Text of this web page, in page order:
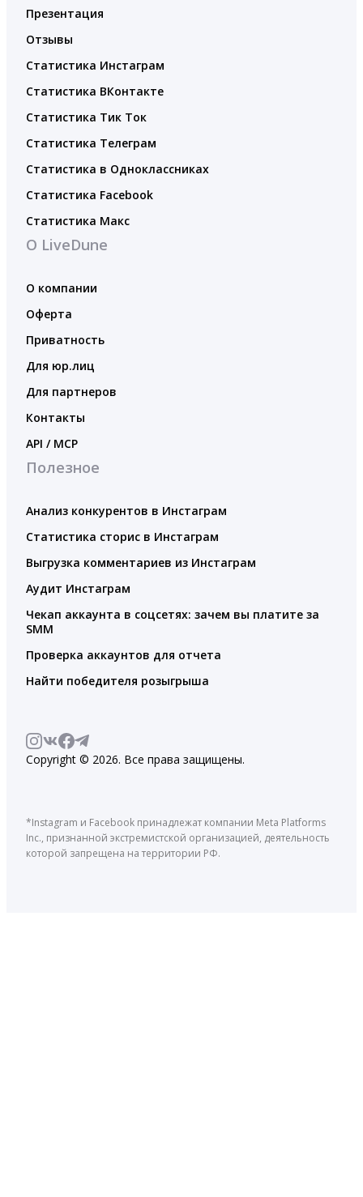
Презентация
Отзывы
Статистика Инстаграм
Статистика ВКонтакте
Статистика Тик Ток
Статистика Телеграм
Статистика в Одноклассниках
Статистика Facebook
Статистика Макс
О LiveDune
О компании
Оферта
Приватность
Для юр.лиц
Для партнеров
Контакты
API / MCP
Полезное
Анализ конкурентов в Инстаграм
Статистика сторис в Инстаграм
Выгрузка комментариев из Инстаграм
Аудит Инстаграм
Чекап аккаунта в соцсетях: зачем вы платите за
SMM
Проверка аккаунтов для отчета
Найти победителя розыгрыша
Copyright © 2026. Все права защищены.
*Instagram и Facebook принадлежат компании Meta Platforms
Inc., признанной экстремистской организацией, деятельность
которой запрещена на территории РФ.